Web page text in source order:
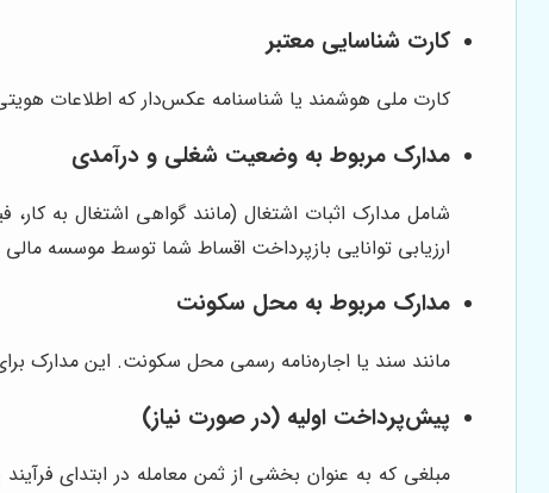
کارت شناسایی معتبر
کارت ملی هوشمند یا شناسنامه عکس‌دار که اطلاعات
مدارک مربوط به وضعیت شغلی و درآمدی
شامل مدارک اثبات اشتغال (مانند گواهی اشتغال به
ارزیابی توانایی بازپرداخت اقساط شما توسط موسسه مالی
مدارک مربوط به محل سکونت
مانند سند یا اجاره‌نامه رسمی محل سکونت. این مدارک
پیش‌پرداخت اولیه (در صورت نیاز)
مبلغی که به عنوان بخشی از ثمن معامله در ابتدای